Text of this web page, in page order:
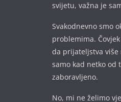
svijetu, važna je
Svakodnevno smo
problemima.
da prijateljstva više
samo kad netko od
zaboravljeno.
No, mi ne želimo